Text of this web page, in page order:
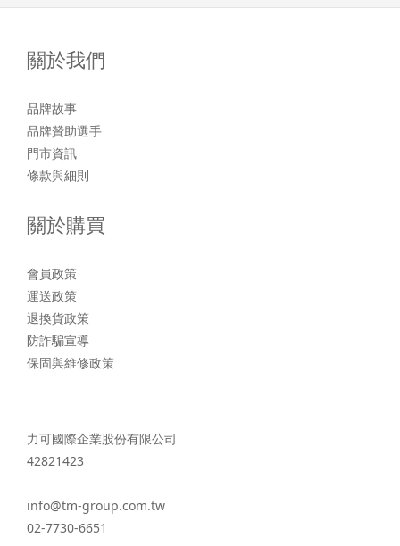
關於我們
品牌故事
品牌贊助選手
門市資訊
條款與細則
關於購買
會員政策
運送政策
退換貨政策
防詐騙宣導
保固與維修政策
力可國際企業股份有限公司
42821423
info@tm-group.com.tw
02-7730-6651